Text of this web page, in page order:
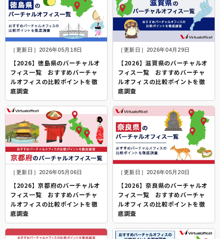
［更新日］2026年05月18日
【2026】徳島県のバーチャルオ
フィス一覧 おすすめバーチャ
ルオフィスの比較ポイントを徹
底調査
［更新日］2026年04月29日
【2026】滋賀県のバーチャルオ
フィス一覧 おすすめバーチャ
ルオフィスの比較ポイントを徹
底調査
［更新日］2026年05月06日
【2026】京都府のバーチャルオ
フィス一覧 おすすめバーチャ
ルオフィスの比較ポイントを徹
底調査
［更新日］2026年05月20日
【2026】奈良県のバーチャルオ
フィス一覧 おすすめバーチャ
ルオフィスの比較ポイントを徹
底調査